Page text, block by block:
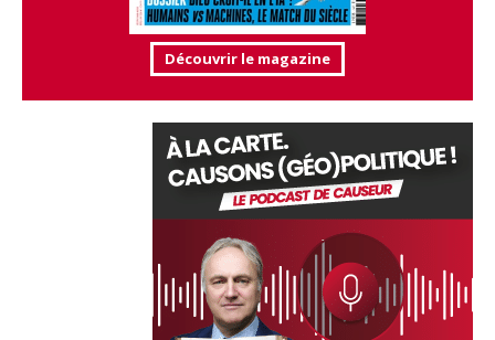
Découvrir le magazine